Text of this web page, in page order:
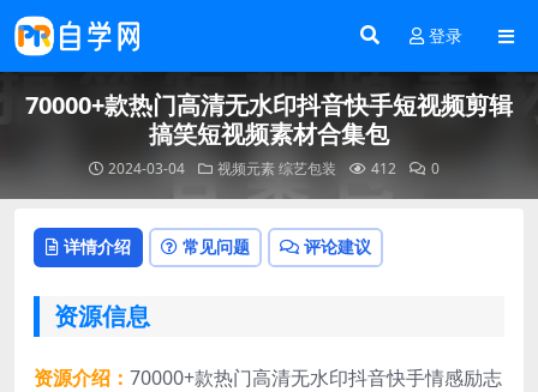
登录
70000+款热门高清无水印抖音快手短视频剪辑
搞笑短视频素材合集包
2024-03-04 视频元素综艺包装 412 0
详情介绍 常见问题 评论建议
资源信息
资源介绍： 70000+款热门高清无水印抖音快手情感励志